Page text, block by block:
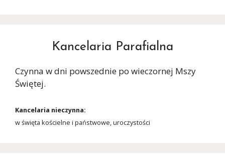
Kancelaria Parafialna
Czynna w dni powszednie po wieczornej Mszy
Świętej.
Kancelaria nieczynna:
w święta kościelne i państwowe, uroczystości